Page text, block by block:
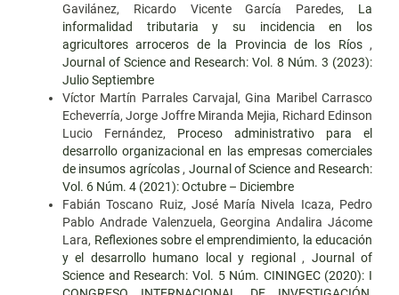
Gavilánez, Ricardo Vicente García Paredes, La
informalidad tributaria y su incidencia en los
agricultores arroceros de la Provincia de los Ríos ,
Journal of Science and Research: Vol. 8 Núm. 3 (2023):
Julio Septiembre
Víctor Martín Parrales Carvajal, Gina Maribel Carrasco
Echeverría, Jorge Joffre Miranda Mejia, Richard Edinson
Lucio Fernández, Proceso administrativo para el
desarrollo organizacional en las empresas comerciales
de insumos agrícolas , Journal of Science and Research:
Vol. 6 Núm. 4 (2021): Octubre – Diciembre
Fabián Toscano Ruiz, José María Nivela Icaza, Pedro
Pablo Andrade Valenzuela, Georgina Andalira Jácome
Lara, Reflexiones sobre el emprendimiento, la educación
y el desarrollo humano local y regional , Journal of
Science and Research: Vol. 5 Núm. CININGEC (2020): I